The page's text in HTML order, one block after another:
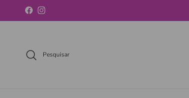
Ir para o conteúdo
FacebookInstagram
Pesquisar